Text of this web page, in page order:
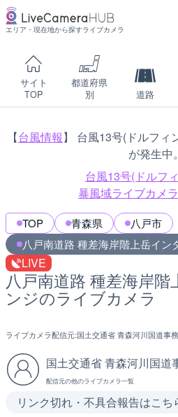
エリア・現在地から探すライブカメラ
サイト
TOP
都道府県
別
道路
【台風情報】 台風13号(ドルフィ
が発生中。
台風13号(ドルフ
暴風域ライブカメ
TOP 青森県
八戸市
八戸南道路 種差海岸階上岳イン
LIVE
八戸南道路 種差海岸
ンジのライブカメラ
ライブカメラ配信元:国土交通省 青森河川国道事
国土交通省 青森河川国道
配信元の他のライブカメラ一覧
リンク切れ・不具合報告はこち